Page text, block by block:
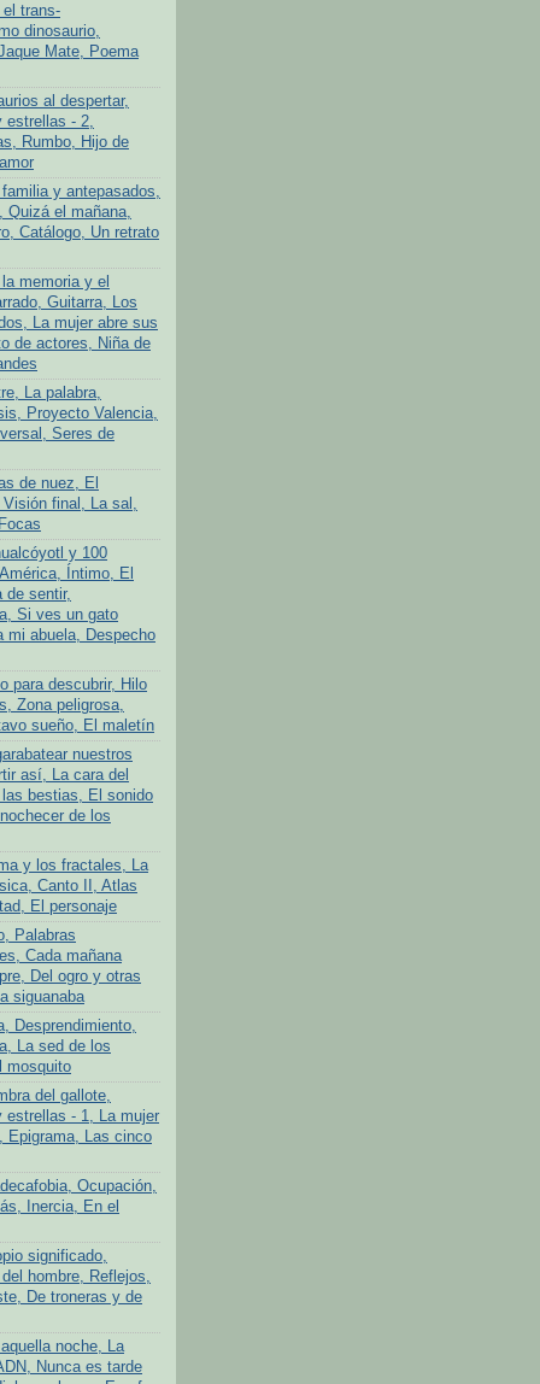
el trans-
dinosaurio,
Mate, Poema
al despertar,
estrellas - 2,
Rumbo, Hijo de
y antepasados,
Quizá el mañana,
Catálogo, Un retrato
memoria y el
Guitarra, Los
La mujer abre sus
de actores, Niña de
La palabra,
Proyecto Valencia,
Seres de
de nuez, El
final, La sal,
y 100
Íntimo, El
de sentir,
Si ves un gato
mi abuela, Despecho
para descubrir, Hilo
Zona peligrosa,
sueño, El maletín
nuestros
así, La cara del
las bestias, El sonido
de los
y los fractales, La
Canto II, Atlas
El personaje
Palabras
Cada mañana
Del ogro y otras
siguanaba
Desprendimiento,
La sed de los
mosquito
del gallote,
estrellas - 1, La mujer
Epigrama, Las cinco
Ocupación,
Inercia, En el
significado,
hombre, Reflejos,
De troneras y de
noche, La
Nunca es tarde